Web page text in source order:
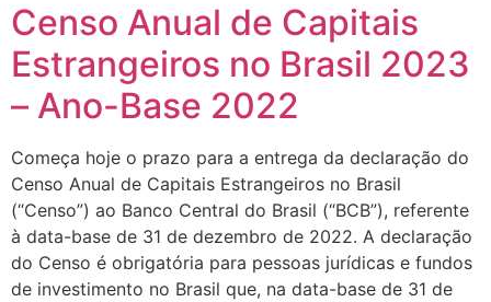
Censo Anual de Capitais
Estrangeiros no Brasil 2023
– Ano-Base 2022
Começa hoje o prazo para a entrega da declaração do
Censo Anual de Capitais Estrangeiros no Brasil
(“Censo”) ao Banco Central do Brasil (“BCB”), referente
à data-base de 31 de dezembro de 2022. A declaração
do Censo é obrigatória para pessoas jurídicas e fundos
de investimento no Brasil que, na data-base de 31 de